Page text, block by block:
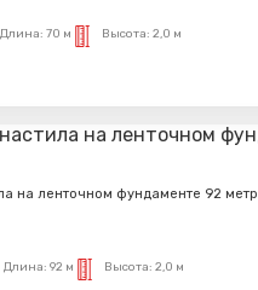
Длина: 70 м Высота: 2,0 м
на ленточном фундаменте 92
Длина: 92 м Высота: 2,0 м